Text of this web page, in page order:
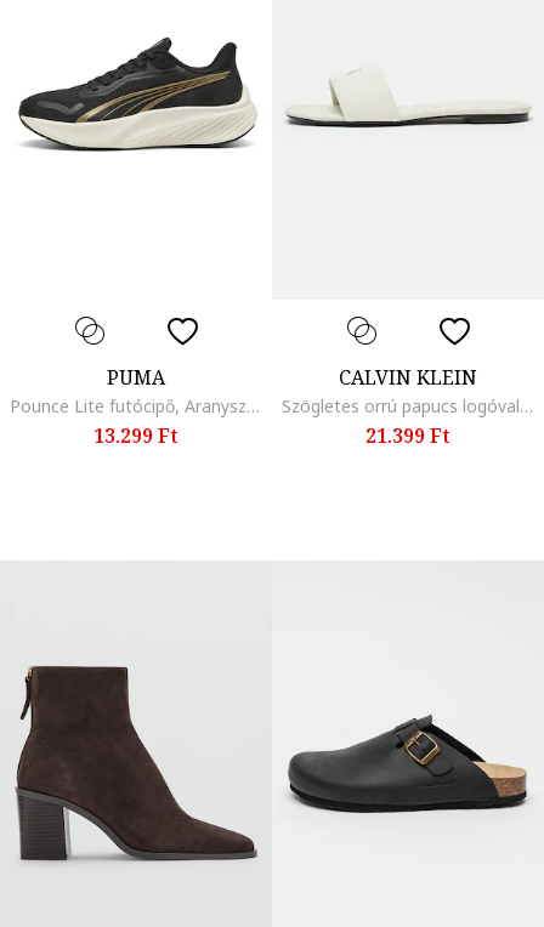
PUMA
Pounce Lite futócipő, Aranyszín/Fekete/Fehér
13.299 Ft
CALVIN KLEIN
Szögletes orrú papucs logóval, Világosbézs
21.399 Ft